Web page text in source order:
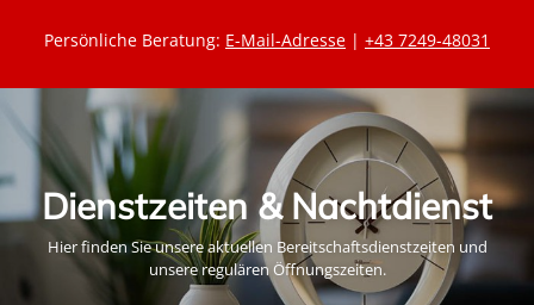
Persönliche Beratung: E-Mail-Adresse | +43 7249-48031
Dienstzeiten & Nachtdienst
Hier finden Sie unsere aktuellen Bereitschaftsdienstzeiten und
unsere regulären Öffnungszeiten.